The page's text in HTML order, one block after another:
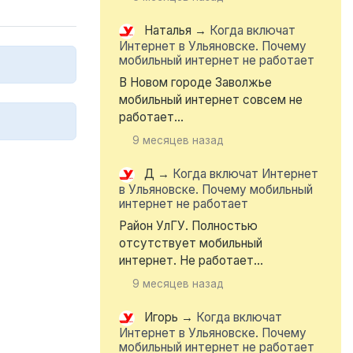
Наталья → Когда включат
Интернет в Ульяновске. Почему
мобильный интернет не работает
В Новом городе Заволжье
мобильный интернет совсем не
работает...
9 месяцев назад
Д → Когда включат Интернет
в Ульяновске. Почему мобильный
интернет не работает
Район УлГУ. Полностью
отсутствует мобильный
интернет. Не работает...
9 месяцев назад
Игорь → Когда включат
Интернет в Ульяновске. Почему
мобильный интернет не работает